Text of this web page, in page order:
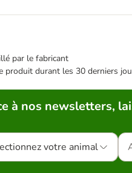
par le fabricant
produit durant les 30 derniers
à nos newsletters,
votre animal